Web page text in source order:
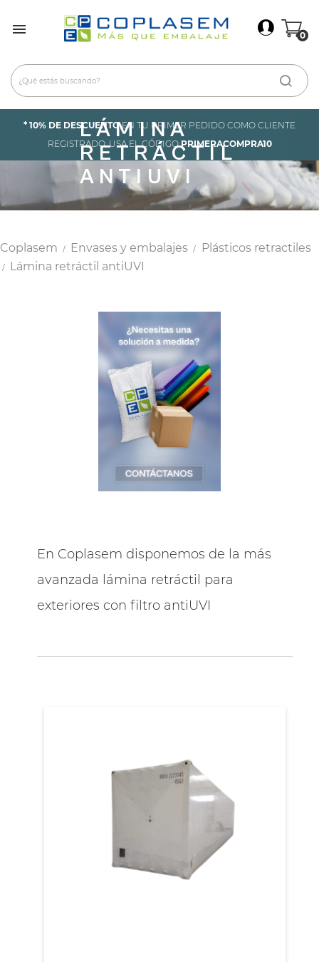
 0
* 10% DE DESCUENTOEN TU PRIMER PEDIDO COMO CLIENTE
REGISTRADO. USA EL CÓDIGOPRIMERACOMPRA10
LÁMINA
RETRÁCTIL
ANTIUVI
Coplasem Envases y embalajes
Plásticos retractiles
Lámina retráctil antiUVI
En Coplasem disponemos de la más
avanzada lámina retráctil para
exteriores con filtro antiUVI
Iniciar Sesión ×
Cancelar Iniciar sesión